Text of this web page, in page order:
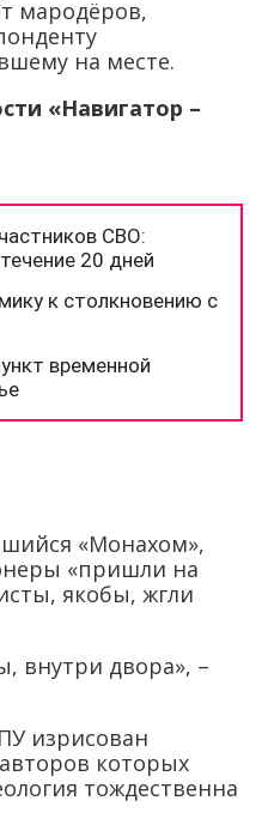
мародёров,
на месте.
«Навигатор –
«Монахом»,
«пришли на
якобы, жгли
внутри двора», –
изрисован
которых
тождественна